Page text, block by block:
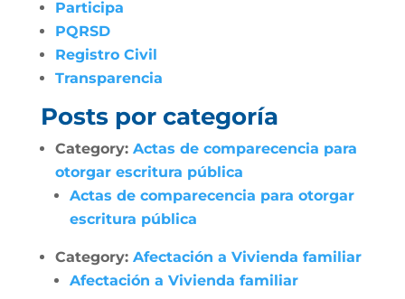
Participa
PQRSD
Registro Civil
Transparencia
Posts por categoría
Category: Actas de comparecencia para
otorgar escritura pública
Actas de comparecencia para otorgar
escritura pública
Category: Afectación a Vivienda familiar
Afectación a Vivienda familiar